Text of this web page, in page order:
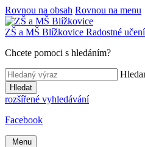
Rovnou na obsah Rovnou na menu
ZŠ a MŠ Blížkovice Radostné učení
Chcete pomoci s hledáním?
Hledat
rozšířené vyhledávání
Facebook
Menu